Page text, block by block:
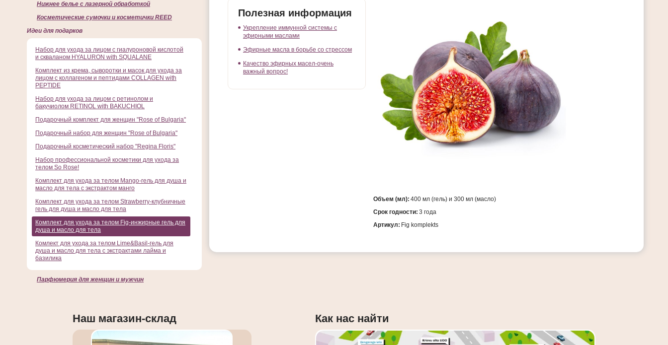
Полезная информация
Укрепление иммунной системы с
эфирными маслами
Эфирные масла в борьбе со стрессом
Качество эфирных масел-очень
важный вопрос!
Объем (мл): 400 мл (гель) и 300 мл (масло)
Срок годности: 3 года
Артикул: Fig komplekts
Нижнее белье с лазерной обработкой
Косметические сумочки и косметички REED
Идеи для подарков
Набор для ухода за лицом с гиалуроновой кислотой
и скваланом HYALURON with SQUALANE
Комплект из крема, сыворотки и масок для ухода за
лицом с коллагеном и пептидами COLLAGEN with
PEPTIDE
Набор для ухода за лицом с ретинолом и
бакучиолом RETINOL with BAKUCHIOL
Подарочный комплект для женщин "Rose of Bulgaria"
Подарочный набор для женщин "Rose of Bulgaria"
Подарочный косметический набор "Regina Floris"
Набор профессиональной косметики для ухода за
телом So Rose!
Комплект для ухода за телом Mango-гель для душа и
масло для тела с экстрактом манго
Комплект для ухода за телом Strawberry-клубничные
гель для душа и масло для тела
Комплект для ухода за телом Fig-инжирные гель для
душа и масло для тела
Комлект для ухода за телом Lime&Basil-гель для
душа и масло для тела с экстрактами лайма и
базилика
Парфюмерия для женщин и мужчин
Наш магазин-склад Как нас найти